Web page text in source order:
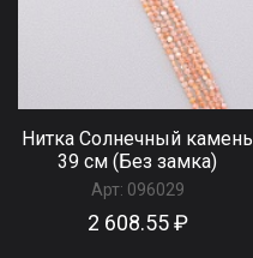
Нитка Солнечный камень
39 см (Без замка)
Арт: 096029
2 608.55 ₽